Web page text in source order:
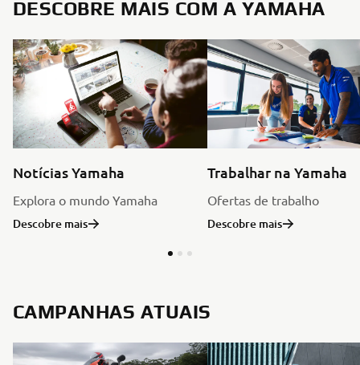
DESCOBRE MAIS COM A YAMAHA
Notícias Yamaha
Explora o mundo Yamaha
Descobre mais
Trabalhar na Yamaha
Ofertas de trabalho
Descobre mais
CAMPANHAS ATUAIS